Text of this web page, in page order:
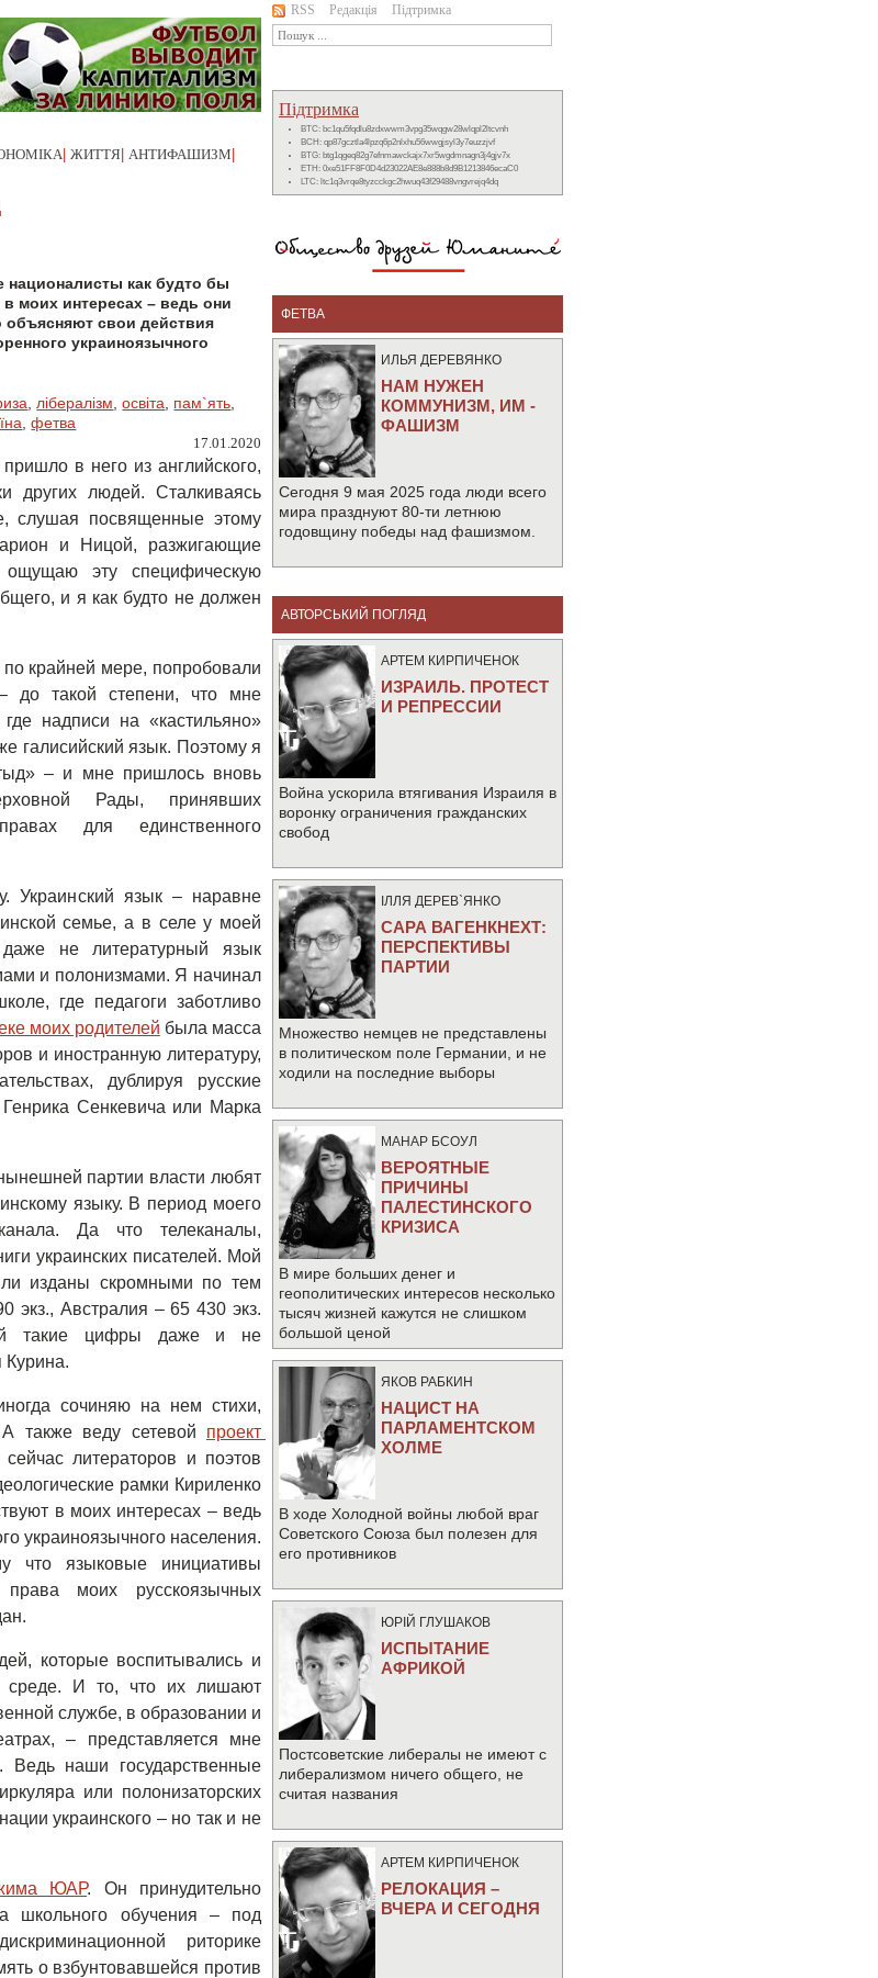
ЖИТТЯ АНТИФАШИЗМ
националисты как будто бы
моих интересах – ведь они
объясняют свои действия
украиноязычного
лібералізм ,освіта пам`ять
,фетва
17.01.2020
в него из английского,
других людей. Сталкиваясь
слушая посвященные этому
и Ницой, разжигающие
ощущаю эту специфическую
и я как будто не должен
по крайней мере, попробовали
до такой степени, что мне
надписи на «кастильяно»
галисийский язык. Поэтому я
– и мне пришлось вновь
Рады, принявших
для единственного
Украинский язык – наравне
семье, а в селе у моей
не литературный язык
и полонизмами. Я начинал
где педагоги заботливо
моих родителей была масса
и иностранную литературу,
дублируя русские
Сенкевича или Марка
партии власти любят
языку. В период моего
Да что телеканалы,
украинских писателей. Мой
изданы скромными по тем
Австралия – 65 430 экз.
такие цифры даже и не
Курина.
сочиняю на нем стихи,
также веду сетевой проект
литераторов и поэтов
рамки Кириленко
в моих интересах – ведь
украиноязычного населения.
что языковые инициативы
права моих русскоязычных
которые воспитывались и
среде. И то, что их лишают
службе, в образовании и
– представляется мне
наши государственные
или полонизаторских
украинского – но так и не
ЮАР. Он принудительно
школьного обучения – под
риторике
о взбунтовавшейся против
RSS Редакція Підтримка
Підтримка
BTC: bc1qu5fqdlu8zdxwwm3vpg35wqgw28wlqpl2ltcvnh
BCH: qp87gcztla4lpzq6p2nlxhu56wwgjsyl3y7euzzjvf
BTG: btg1qgeq82g7efnmawckajx7xr5wgdmnagn3j4gjv7x
ETH: 0xe51FF8F0D4d23022AE8e888b8d9B1213846ecaC0
LTC: ltc1q3vrqe8tyzcckgc2hwuq43f29488vngvrejq4dq
ФЕТВА
ИЛЬЯ ДЕРЕВЯНКО
НАМ НУЖЕН
КОММУНИЗМ, ИМ -
ФАШИЗМ
Сегодня 9 мая 2025 года люди всего
мира празднуют 80-ти летнюю
годовщину победы над фашизмом.
АВТОРСЬКИЙ ПОГЛЯД
АРТЕМ КИРПИЧЕНОК
ИЗРАИЛЬ. ПРОТЕСТ
И РЕПРЕССИИ
Война ускорила втягивания Израиля в
воронку ограничения гражданских
свобод
IЛЛЯ ДЕРЕВ`ЯНКО
САРА ВАГЕНКНЕХТ:
ПЕРСПЕКТИВЫ
ПАРТИИ
Множество немцев не представлены
в политическом поле Германии, и не
ходили на последние выборы
МАНАР БСОУЛ
ВЕРОЯТНЫЕ
ПРИЧИНЫ
ПАЛЕСТИНСКОГО
КРИЗИСА
В мире больших денег и
геополитических интересов несколько
тысяч жизней кажутся не слишком
большой ценой
ЯКОВ РАБКИН
НАЦИСТ НА
ПАРЛАМЕНТСКОМ
ХОЛМЕ
В ходе Холодной войны любой враг
Советского Союза был полезен для
его противников
ЮРIЙ ГЛУШАКОВ
ИСПЫТАНИЕ
АФРИКОЙ
Постсоветские либералы не имеют с
либерализмом ничего общего, не
считая названия
АРТЕМ КИРПИЧЕНОК
РЕЛОКАЦИЯ –
ВЧЕРА И СЕГОДНЯ